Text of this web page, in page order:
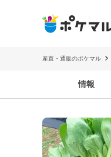
産直・通販のポケマル
情報